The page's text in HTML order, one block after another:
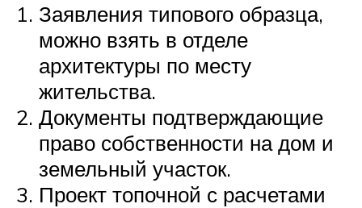
Заявления типового образца,
можно взять в отделе
архитектуры по месту
жительства.
Документы подтверждающие
право собственности на дом и
земельный участок.
Проект топочной с расчетами